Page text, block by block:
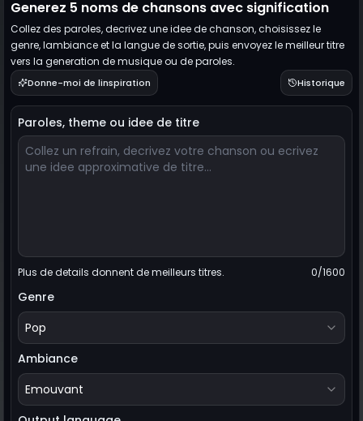
Generez 5 noms de chansons avec signification
Collez des paroles, decrivez une idee de chanson, choisissez le
genre, lambiance et la langue de sortie, puis envoyez le meilleur titre
vers la generation de musique ou de paroles.
Donne-moi de linspiration Historique
Paroles, theme ou idee de titre
Plus de details donnent de meilleurs titres. 0/1600
Genre
Pop
Ambiance
Emouvant